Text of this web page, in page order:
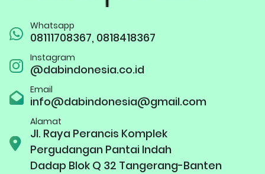
Whatsapp
08111708367, 0818418367
Instagram
@dabindonesia.co.id
Email
info@dabindonesia@gmail.com
Alamat
Jl. Raya Perancis Komplek
Pergudangan Pantai Indah
Dadap Blok Q 32 Tangerang-Banten